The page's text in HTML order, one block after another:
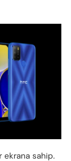
ekrana sahip.